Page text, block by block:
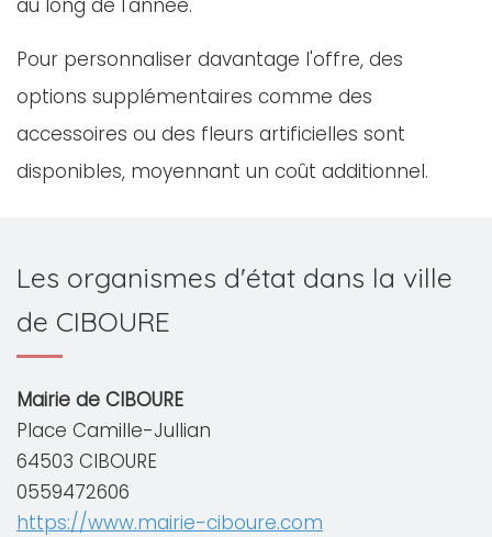
au long de l'année.
Pour personnaliser davantage l'offre, des
options supplémentaires comme des
accessoires ou des fleurs artificielles sont
disponibles, moyennant un coût additionnel.
Les organismes d'état dans la ville
de CIBOURE
Mairie de CIBOURE
Place Camille-Jullian
64503 CIBOURE
0559472606
https://www.mairie-ciboure.com